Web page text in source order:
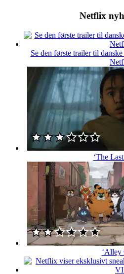
Netflix
Se den første trailer til
‘The
‘Alley